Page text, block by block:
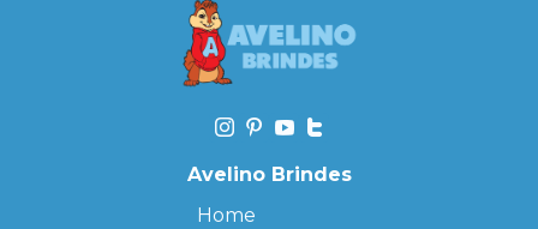
Avelino Brindes
Home